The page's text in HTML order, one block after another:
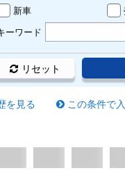
新車
ーワード
リセット
この条件で
を見る